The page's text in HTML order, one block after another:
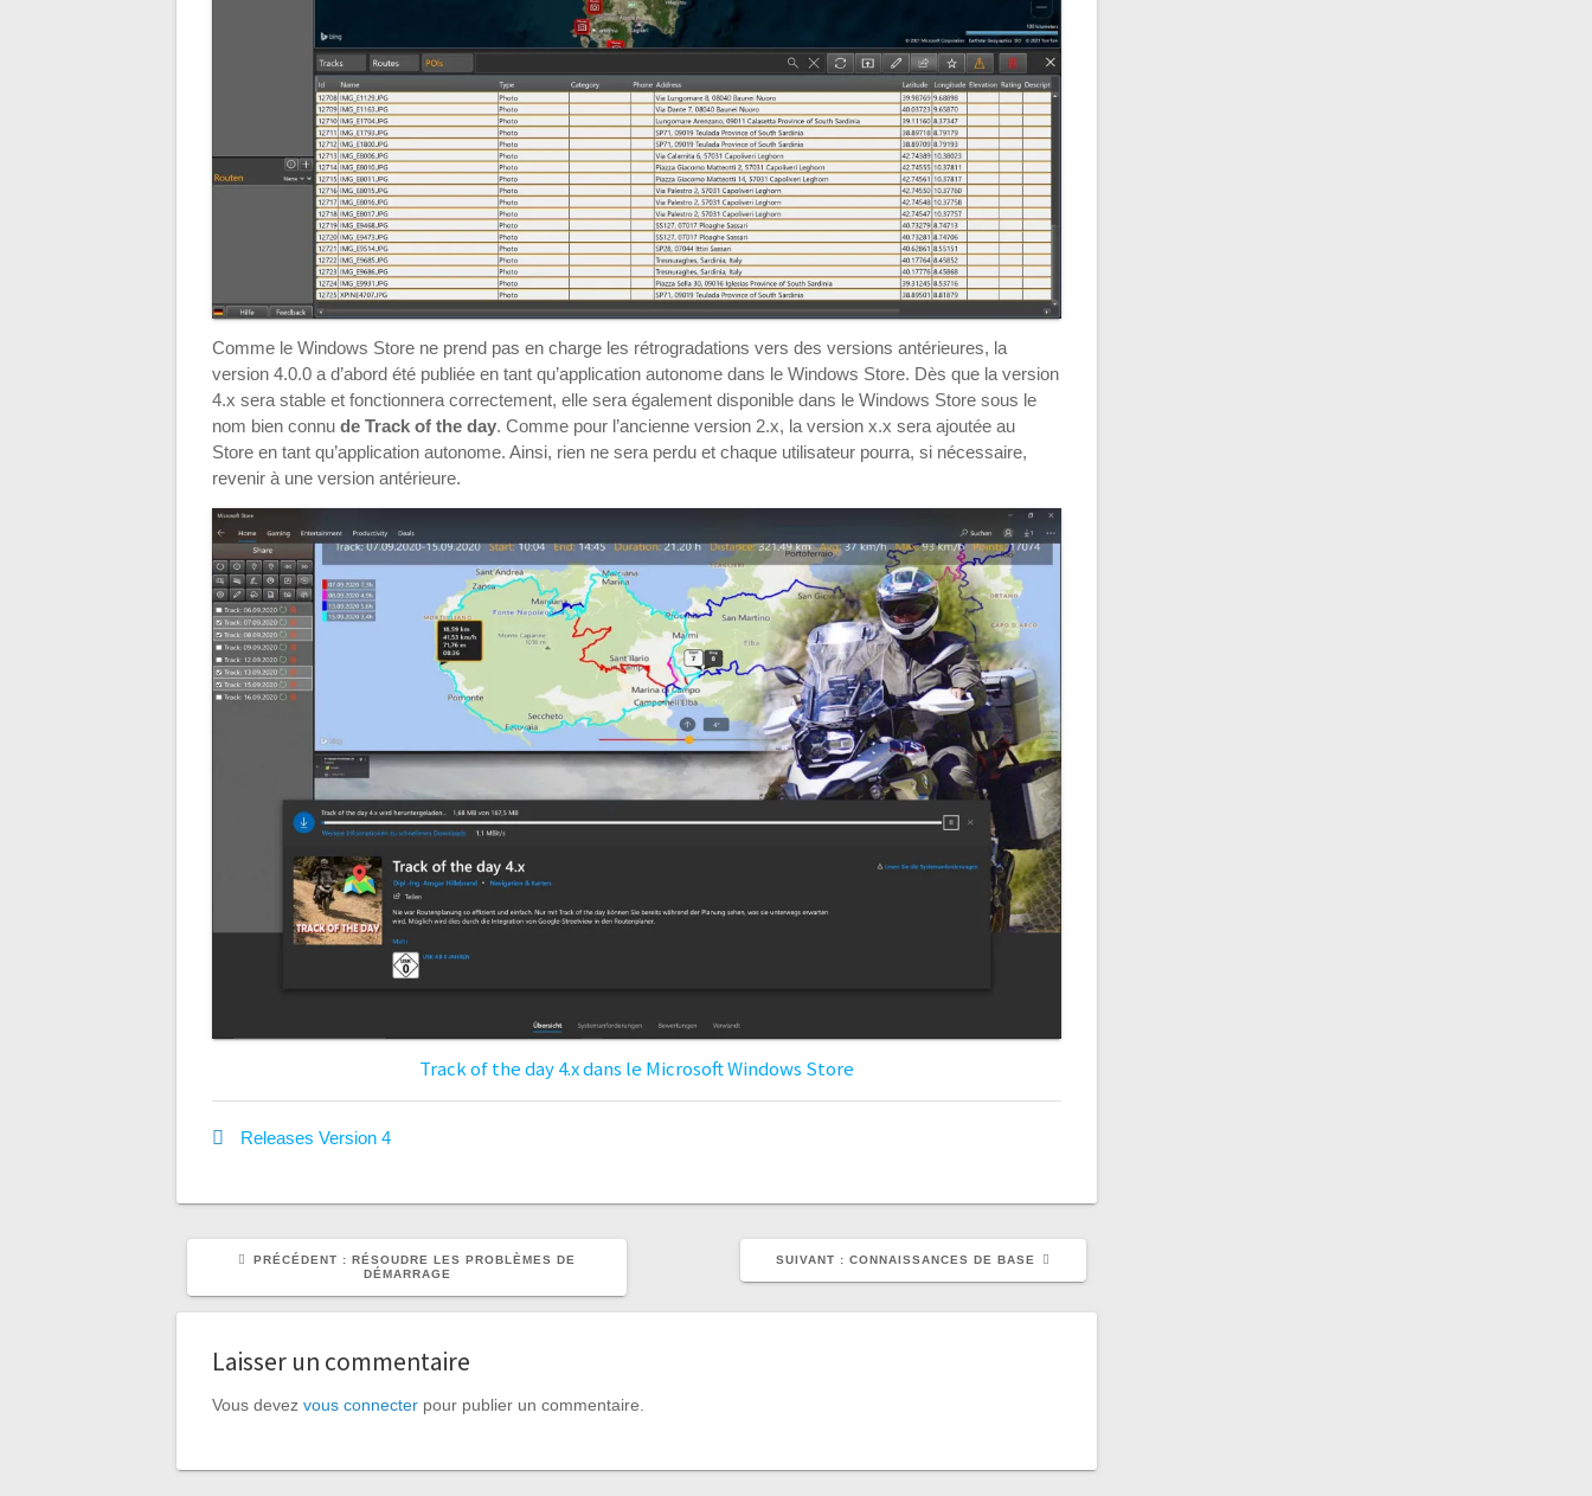
Comme le Windows Store ne prend pas en charge les rétrogradations vers des versions antérieures, la
version 4.0.0 a d’abord été publiée en tant qu’application autonome dans le Windows Store. Dès que la version
4.x sera stable et fonctionnera correctement, elle sera également disponible dans le Windows Store sous le
nom bien connude Track of the day. Comme pour l’ancienne version 2.x, la version x.x sera ajoutée au
Store en tant qu’application autonome. Ainsi, rien ne sera perdu et chaque utilisateur pourra, si nécessaire,
revenir à une version antérieure.
Track of the day 4.x dans le Microsoft Windows Store
Releases Version 4
PRÉCÉDENT : ARTICLE
PRÉCÉDENT
RÉSOUDRE LES PROBLÈMES DE
DÉMARRAGE
SUIVANT : ARTICLE
:
CONNAISSANCES DE BASE
Laisser un commentaire
Vous devezvous connecter pour publier un commentaire.